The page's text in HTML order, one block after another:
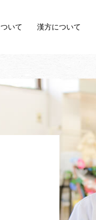
ついて 漢方について